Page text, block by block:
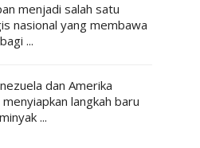
menjadi salah satu
nasional yang membawa
...
dan Amerika
langkah baru
...